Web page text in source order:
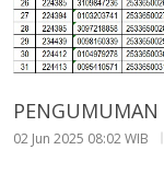
PENGUMUMAN
02 Jun 2025 08:02 WIB